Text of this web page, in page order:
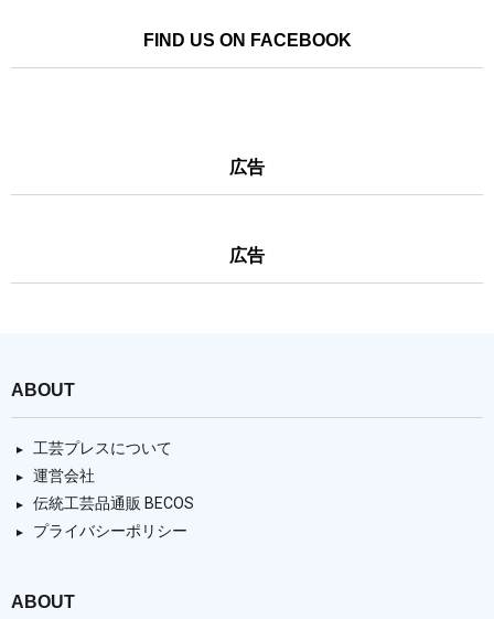
FIND US ON FACEBOOK
広告
広告
ABOUT
工芸プレスについて
運営会社
伝統工芸品通販 BECOS
プライバシーポリシー
ABOUT